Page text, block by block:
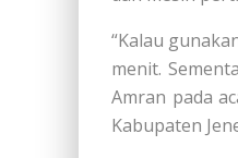
“Kalau
menit.
Amran pada
Kabupaten